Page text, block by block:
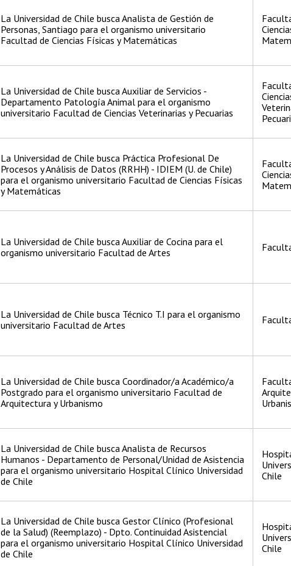
La Universidad de Chile busca Analista de Gestión de
Personas, Santiago para el organismo universitario
Facultad de Ciencias Físicas y Matemáticas
La Universidad de Chile busca Auxiliar de Servicios -
Departamento Patología Animal para el organismo
universitario Facultad de Ciencias Veterinarias y Pecuarias
La Universidad de Chile busca Práctica Profesional De
Procesos y Análisis de Datos (RRHH) - IDIEM (U. de Chile)
para el organismo universitario Facultad de Ciencias Físicas
y Matemáticas
La Universidad de Chile busca Auxiliar de Cocina para el
organismo universitario Facultad de Artes
La Universidad de Chile busca Técnico T.I para el organismo
universitario Facultad de Artes
La Universidad de Chile busca Coordinador/a Académico/a
Postgrado para el organismo universitario Facultad de
Arquitectura y Urbanismo
La Universidad de Chile busca Analista de Recursos
Humanos - Departamento de Personal/Unidad de Asistencia
para el organismo universitario Hospital Clínico Universidad
de Chile
Chile
La Universidad de Chile busca Gestor Clínico (Profesional
de la Salud) (Reemplazo) - Dpto. Continuidad Asistencial
para el organismo universitario Hospital Clínico Universidad
de Chile
Chile